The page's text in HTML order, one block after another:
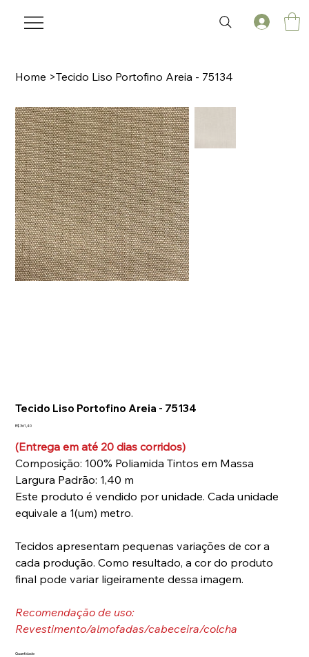
Home >Tecido Liso Portofino Areia - 75134
Tecido Liso Portofino Areia - 75134
Preço
R$ 361,40
(Entrega em até 20 dias corridos)
Composição: 100% Poliamida Tintos em Massa
Largura Padrão: 1,40 m
Este produto é vendido por unidade. Cada unidade
equivale a 1(um) metro.
Tecidos apresentam pequenas variações de cor a
cada produção. Como resultado, a cor do produto
final pode variar ligeiramente dessa imagem.
Recomendação de uso:
Revestimento/almofadas/cabeceira/colcha
Quantidade
🌟 Welcome to our help center!
Tell us, how can we solve your issue?